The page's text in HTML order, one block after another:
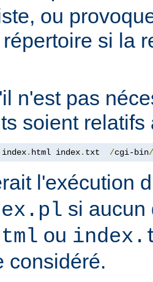
ou
si la
n'est pas
soient relatifs
index. html index. txt /cgi-bin/
l'exécution
si aucun
ou
considéré.